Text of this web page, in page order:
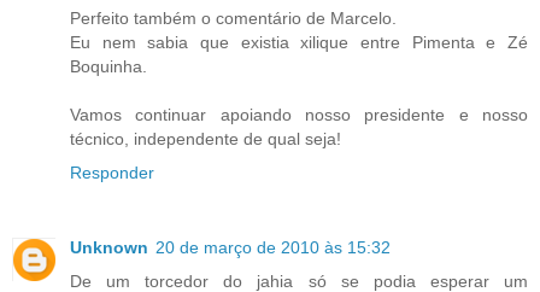
Perfeito também o comentário de Marcelo.
Eu nem sabia que existia xilique entre Pimenta e Zé
Boquinha.
Vamos continuar apoiando nosso presidente e nosso
técnico, independente de qual seja!
Responder
Unknown 20 de março de 2010 às 15:32
De um torcedor do jahia só se podia esperar um